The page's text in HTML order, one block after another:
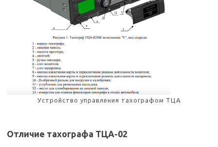
Устройство управления тахографом ТЦА
Отличие тахографа ТЦА-02